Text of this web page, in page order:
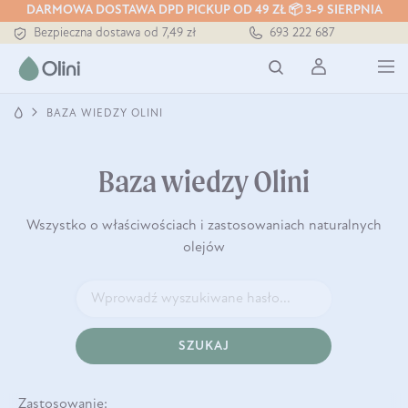
DARMOWA DOSTAWA DPD PICKUP OD 49 ZŁ 📦 3-9 SIERPNIA
Bezpieczna dostawa od 7,49 zł
Darmowa dostawa od 199 zł
693 222 687
BAZA WIEDZY OLINI
Baza wiedzy Olini
Wszystko o właściwościach i zastosowaniach naturalnych
olejów
SZUKAJ
Zastosowanie: